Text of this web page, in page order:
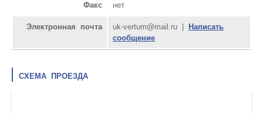
Факс нет
Электронная почта uk-vertum@mail.ru |
Написать
сообщение
СХЕМА ПРОЕЗДА